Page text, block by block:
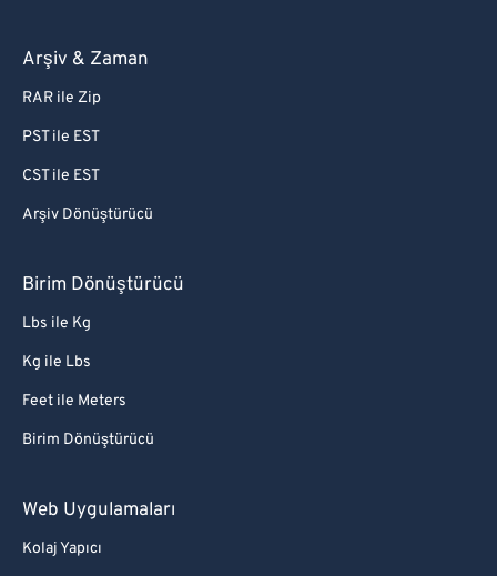
Arşiv & Zaman
RAR ile Zip
PST ile EST
CST ile EST
Arşiv Dönüştürücü
Birim Dönüştürücü
Lbs ile Kg
Kg ile Lbs
Feet ile Meters
Birim Dönüştürücü
Web Uygulamaları
Kolaj Yapıcı